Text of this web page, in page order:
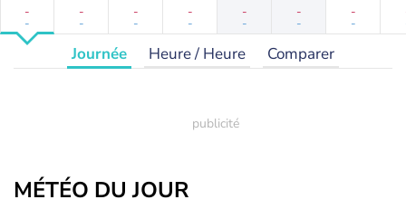
-
-
-
-
-
-
-
-
-
-
-
-
-
-
Journée Heure / Heure Comparer
MÉTÉO DU JOUR